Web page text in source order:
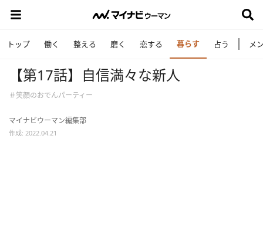
トップ 働く 整える 磨く 恋する 暮らす 占う メ
【第17話】自信満々な新人
＃笑顔のおでんパーティー
マイナビウーマン編集部
作成: 2022.04.21